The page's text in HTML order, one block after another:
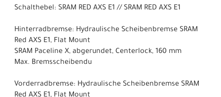
Schalthebel: SRAM RED AXS E1 // SRAM RED AXS E1
Hinterradbremse: Hydraulische Scheibenbremse SRAM
Red AXS E1, Flat Mount
SRAM Paceline X, abgerundet, Centerlock, 160 mm
Max. Bremsscheibendu
Vorderradbremse: Hydraulische Scheibenbremse SRAM